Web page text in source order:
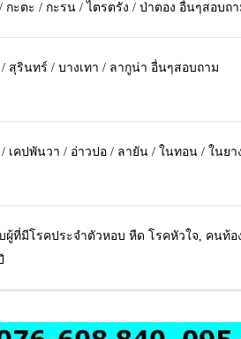
กะตะ / กะรน / ไตรตรัง / ป่าตอง อื่นๆสอบถ
สุรินทร์ / บางเทา / ลากูน่า อื่นๆสอบถาม
เคปพันวา / อ่าวปอ / ลายัน / ในทอน / ในยา
ที่มีโรคประจำตัวหอบ หืด โรคหัวใจ, คนท้อ